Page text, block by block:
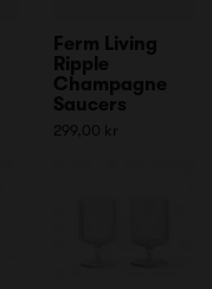
Ferm Living
Ripple
Champagne
Saucers
299,00 kr